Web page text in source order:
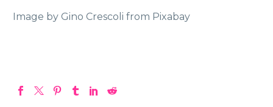
Image by Gino Crescoli from Pixabay